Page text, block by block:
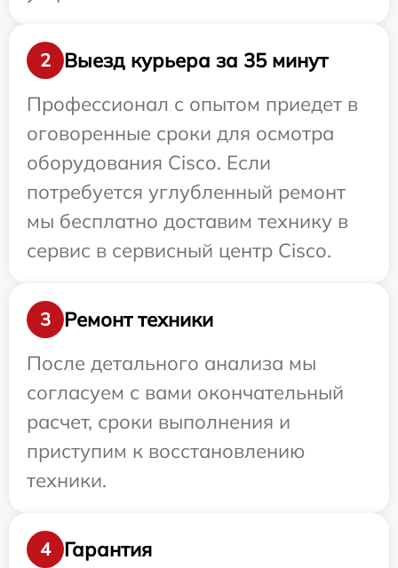
2
Выезд курьера за 35 минут
Профессионал с опытом приедет в
оговоренные сроки для осмотра
оборудования Cisco. Если
потребуется углубленный ремонт
мы бесплатно доставим технику в
сервис в сервисный центр Cisco.
3
Ремонт техники
После детального анализа мы
согласуем с вами окончательный
расчет, сроки выполнения и
приступим к восстановлению
техники.
4
Гарантия